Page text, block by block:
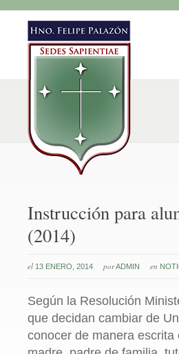
Instrucción para
(2014)
el 13 ENERO, 2014 porADMIN en
Según la Resolución
que decidan cambiar de
conocer de manera